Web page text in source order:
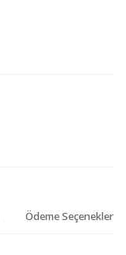
Ödeme Seçenekleri